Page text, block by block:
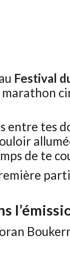
Festival
entre tes
de te